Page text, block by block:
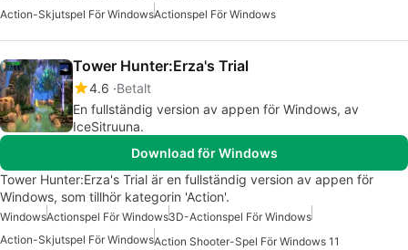
Action-Skjutspel För WindowsActionspel För Windows
Tower Hunter:Erza's Trial
4.6 Betalt
En fullständig version av appen för Windows, av
IceSitruuna.
Download för Windows
Tower Hunter:Erza's Trial är en fullständig version av appen för
Windows, som tillhör kategorin 'Action'.
WindowsActionspel För Windows3D-Actionspel För Windows
Action-Skjutspel För WindowsAction Shooter-Spel För Windows 11